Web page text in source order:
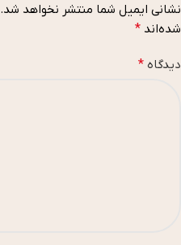
نشانی ایمیل شما منتشر نخواهد شد.
شده‌اند *
دیدگاه *